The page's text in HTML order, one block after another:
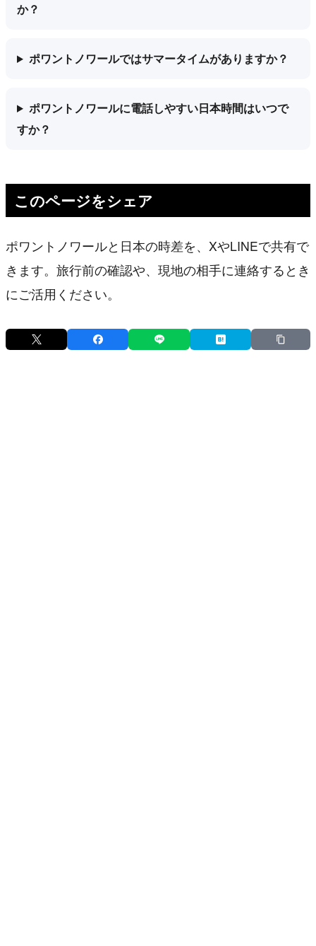
か？
ポワントノワールではサマータイムがありますか？
ポワントノワールに電話しやすい日本時間はいつで
すか？
このページをシェア
ポワントノワールと日本の時差を、XやLINEで共有で
きます。旅行前の確認や、現地の相手に連絡するとき
にご活用ください。